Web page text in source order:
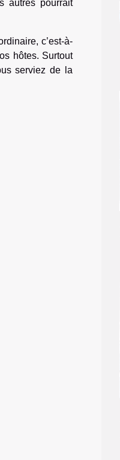
autres pourrait
c’est-à-
hôtes. Surtout
serviez de la